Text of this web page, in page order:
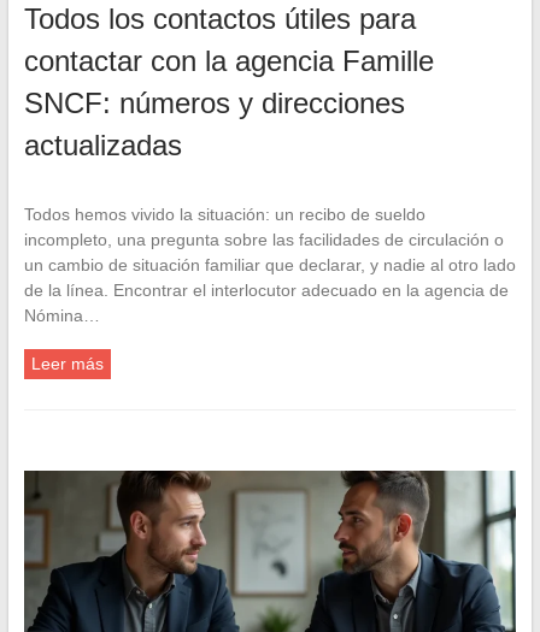
Todos los contactos útiles para
contactar con la agencia Famille
SNCF: números y direcciones
actualizadas
Todos hemos vivido la situación: un recibo de sueldo
incompleto, una pregunta sobre las facilidades de circulación o
un cambio de situación familiar que declarar, y nadie al otro lado
de la línea. Encontrar el interlocutor adecuado en la agencia de
Nómina…
Leer más